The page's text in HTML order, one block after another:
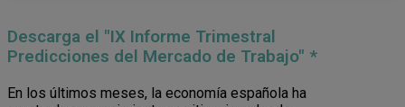
Descarga el "IX Informe Trimestral
Predicciones del Mercado de Trabajo" *
En los últimos meses, la economía española ha